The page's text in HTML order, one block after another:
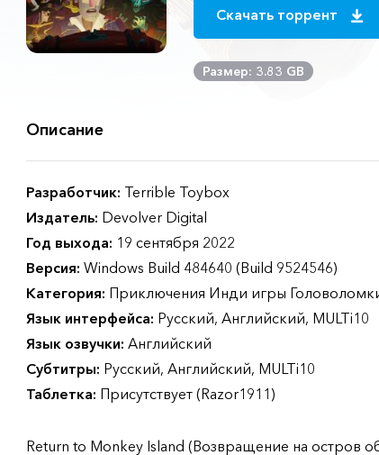
Скачать торрент
Размер: 3.83 GB
Описание
Разработчик: Terrible Toybox
Издатель: Devolver Digital
Год выхода: 19 сентября 2022
Версия: Windows Build 484640 (Build 9524546)
Категория: Приключения Инди игры
Язык интерфейса: Русский, Английский, MULTi10
Язык озвучки: Английский
Субтитры: Русский, Английский, MULTi10
Таблетка: Присутствует (Razor1911)
Return to Monkey Island (Возвращение на остров